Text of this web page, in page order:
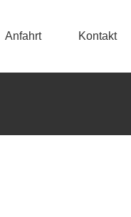
Anfahrt Kontakt